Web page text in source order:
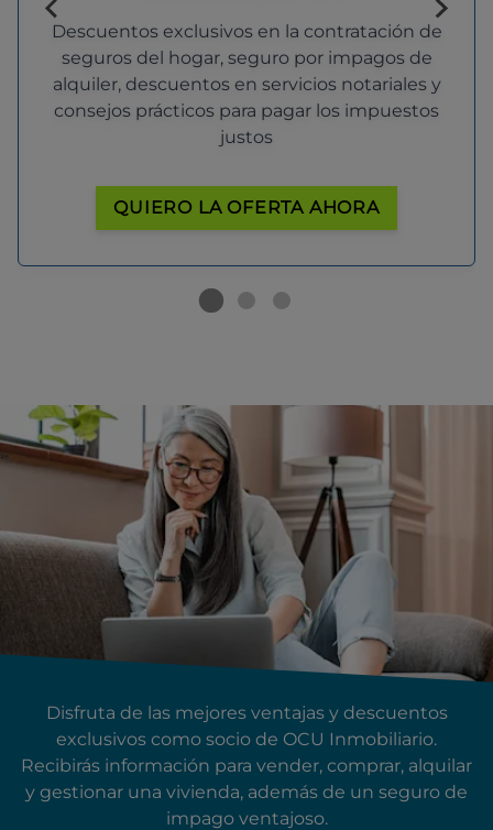
Descuentos exclusivos en la contratación de
seguros del hogar, seguro por impagos de
alquiler, descuentos en servicios notariales y
consejos prácticos para pagar los impuestos
justos
QUIERO LA OFERTA AHORA
Disfruta de las mejores ventajas y descuentos
exclusivos como socio de OCU Inmobiliario.
Recibirás información para vender, comprar, alquilar
y gestionar una vivienda, además de un seguro de
impago ventajoso.